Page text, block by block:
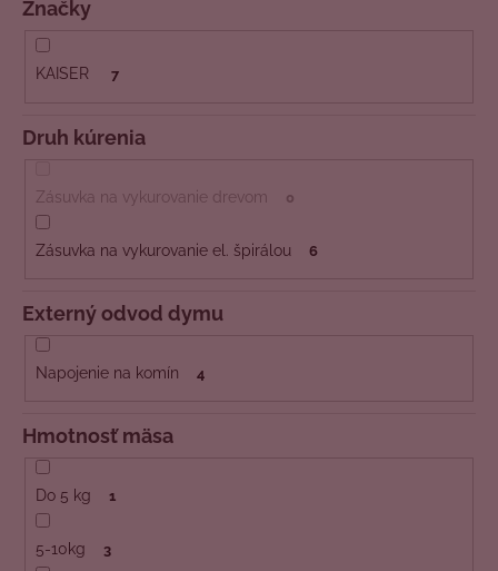
Značky
KAISER 7
Druh kúrenia
Zásuvka na vykurovanie drevom 0
Zásuvka na vykurovanie el. špirálou 6
Externý odvod dymu
Napojenie na komín 4
Hmotnosť mäsa
Do 5 kg 1
5-10kg 3